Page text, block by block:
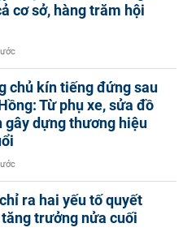
cơ sở, hàng trăm hội
chủ kín tiếng đứng sau
Từ phụ xe, sửa đồ
gây dựng thương hiệu
ra hai yếu tố quyết
trưởng nửa cuối